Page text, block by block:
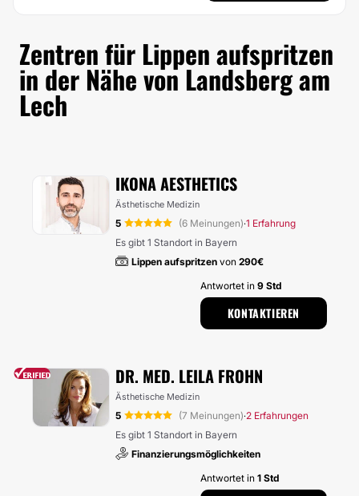
Zentren für Lippen aufspritzen
in der Nähe von Landsberg am
Lech
IKONA AESTHETICS
Ästhetische Medizin
5 (6 Meinungen)·1 Erfahrung
Es gibt 1 Standort in Bayern
Lippen aufspritzen von 290€
Antwortet in 9 Std
KONTAKTIEREN
DR. MED. LEILA FROHN
Ästhetische Medizin
5 (7 Meinungen)·2 Erfahrungen
Es gibt 1 Standort in Bayern
Finanzierungsmöglichkeiten
Antwortet in 1 Std